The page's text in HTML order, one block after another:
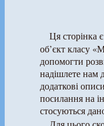
Ця сторінка є
об’єкт класу
допомогти
надішлете нам
додаткові
посилання на
стосуються